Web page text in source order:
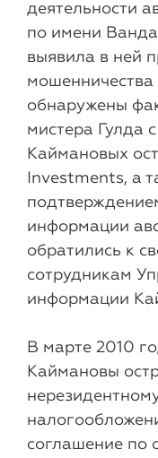
деятельности
по имени Ванда
выявила в ней
обнаружены
мистера Гулда
Каймановых
Investments, а
информации
обратились к
сотрудникам
информации
В марте 2010
Каймановы
соглашение по